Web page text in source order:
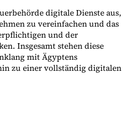
digitale Dienste aus,
zu vereinfachen und das
und der
Insgesamt stehen diese
mit Ägyptens
zu einer vollständig digitalen